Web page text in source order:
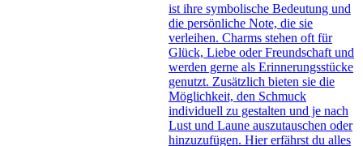
ist ihre symbolische Bedeutung und
die persönliche Note, die sie
verleihen. Charms stehen oft für
Glück, Liebe oder Freundschaft und
werden gerne als Erinnerungsstücke
genutzt. Zusätzlich bieten sie die
Möglichkeit, den Schmuck
individuell zu gestalten und je nach
Lust und Laune auszutauschen oder
hinzuzufügen. Hier erfährst du alles